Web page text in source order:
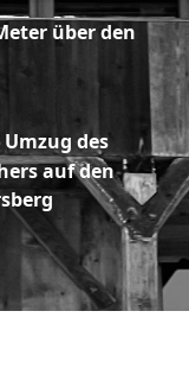
über den
Umzug des
auf den